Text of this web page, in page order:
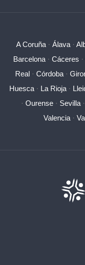
A Coruña · Álava ·
Barcelona· Cáceres ·
Real · Córdoba ·
Huesca· La Rioja·
· Ourense· Sevilla·
Valencia ·